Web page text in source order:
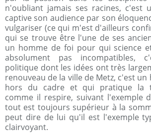
n'oubliant jamais ses racines, c'est
captive son audience par son
vulgariser (ce qui m'est d'ailleurs
qui se trouve être l'une de ses
un homme de foi pour qui science
absolument pas incompatibles,
politique dont les idées ont très
renouveau de la ville de Metz, c'est
hors du cadre et qui pratique la
comme il respire, suivant l'exemple
tout est toujours supérieur à la
peut dire de lui qu'il est l'exemple
clairvoyant.